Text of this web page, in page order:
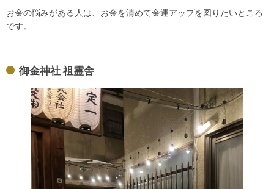
お金の悩みがある人は、お金を清めて金運アップを図りたいところ
です。
御金神社 祖霊舎